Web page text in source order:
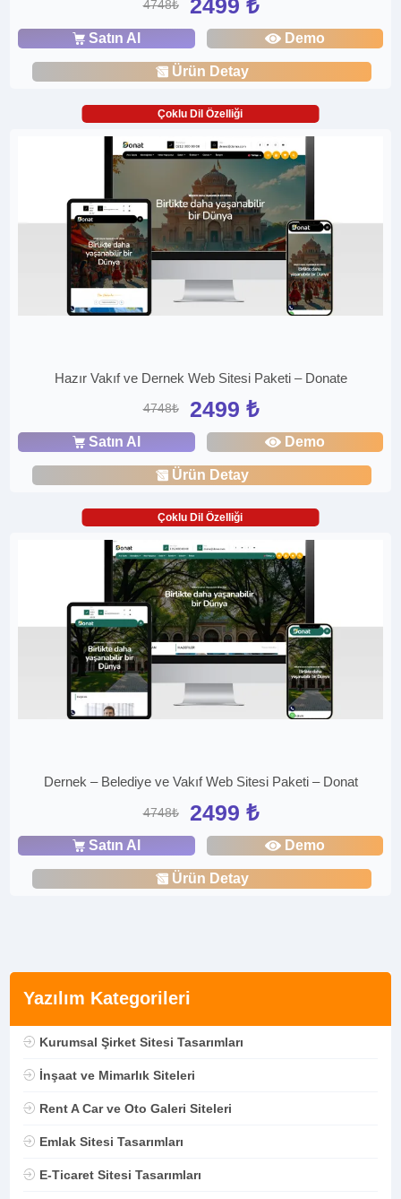
Yazılım Kategorileri
Kurumsal Şirket Sitesi Tasarımları
İnşaat ve Mimarlık Siteleri
Rent A Car ve Oto Galeri Siteleri
Emlak Sitesi Tasarımları
E-Ticaret Sitesi Tasarımları
4748₺ 2499 ₺
Satın Al Demo
Ürün Detay
Çoklu Dil Özelliği
Hazır Vakıf ve Dernek Web Sitesi Paketi – Donate
4748₺ 2499 ₺
Satın Al Demo
Ürün Detay
Çoklu Dil Özelliği
Dernek – Belediye ve Vakıf Web Sitesi Paketi – Donat
4748₺ 2499 ₺
Satın Al Demo
Ürün Detay